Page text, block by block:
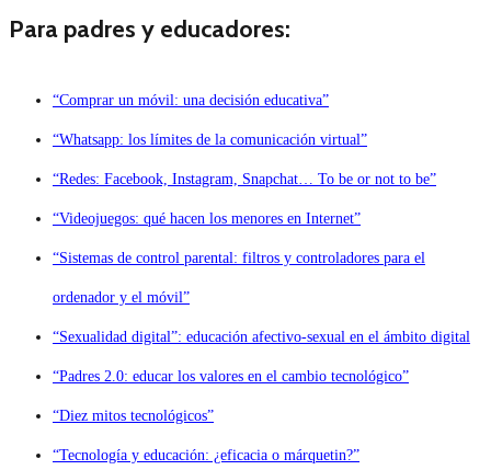
Para padres y educadores:
“Comprar un móvil: una decisión educativa”
“Whatsapp: los límites de la comunicación virtual”
“Redes: Facebook, Instagram, Snapchat… To be or not to be”
“Videojuegos: qué hacen los menores en Internet”
“Sistemas de control parental: filtros y controladores para el
ordenador y el móvil”
“Sexualidad digital”: educación afectivo-sexual en el ámbito digital
“Padres 2.0: educar los valores en el cambio tecnológico”
“Diez mitos tecnológicos”
“Tecnología y educación: ¿eficacia o márquetin?”